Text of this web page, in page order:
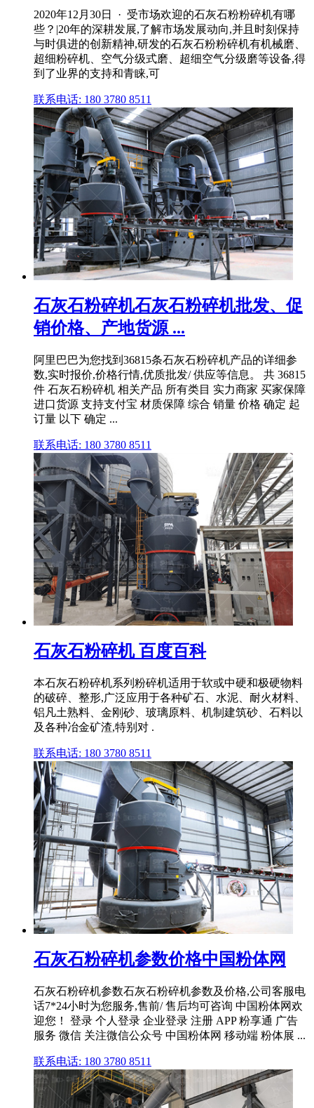
2020年12月30日 · 受市场欢迎的石灰石粉粉碎机有哪
些？|20年的深耕发展,了解市场发展动向,并且时刻保持
与时俱进的创新精神,研发的石灰石粉粉碎机有机械磨、
超细粉碎机、空气分级式磨、超细空气分级磨等设备,得
到了业界的支持和青睐,可
联系电话: 180 3780 8511
石灰石粉碎机石灰石粉碎机批发、促
销价格、产地货源 ...
阿里巴巴为您找到36815条石灰石粉碎机产品的详细参
数,实时报价,价格行情,优质批发/ 供应等信息。 共 36815
件 石灰石粉碎机 相关产品 所有类目 实力商家 买家保障
进口货源 支持支付宝 材质保障 综合 销量 价格 确定 起
订量 以下 确定 ...
联系电话: 180 3780 8511
石灰石粉碎机 百度百科
本石灰石粉碎机系列粉碎机适用于软或中硬和极硬物料
的破碎、整形,广泛应用于各种矿石、水泥、耐火材料、
铝凡土熟料、金刚砂、玻璃原料、机制建筑砂、石料以
及各种冶金矿渣,特别对 .
联系电话: 180 3780 8511
石灰石粉碎机参数价格中国粉体网
石灰石粉碎机参数石灰石粉碎机参数及价格,公司客服电
话7*24小时为您服务,售前/ 售后均可咨询 中国粉体网欢
迎您！ 登录 个人登录 企业登录 注册 APP 粉享通 广告
服务 微信 关注微信公众号 中国粉体网 移动端 粉体展 ...
联系电话: 180 3780 8511